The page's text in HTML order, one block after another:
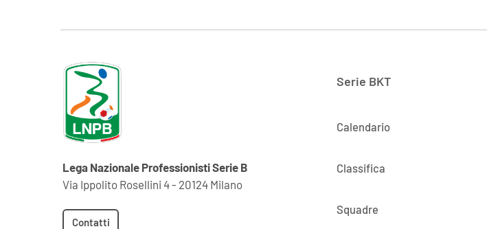
Lega Nazionale Professionisti Serie B
Via Ippolito Rosellini 4 - 20124 Milano
Contatti
Serie BKT
Calendario
Classifica
Squadre